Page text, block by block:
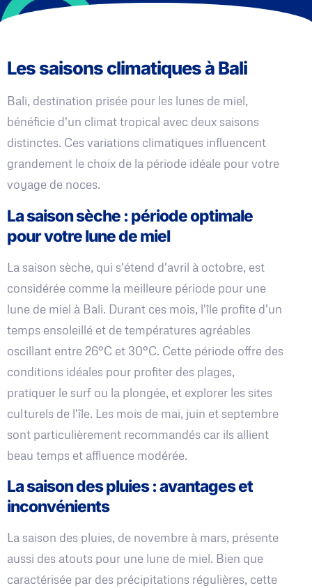
Les saisons climatiques à Bali
Bali, destination prisée pour les lunes de miel,
bénéficie d'un climat tropical avec deux saisons
distinctes. Ces variations climatiques influencent
grandement le choix de la période idéale pour votre
voyage de noces.
La saison sèche : période optimale
pour votre lune de miel
La saison sèche, qui s'étend d'avril à octobre, est
considérée comme la meilleure période pour une
lune de miel à Bali. Durant ces mois, l'île profite d'un
temps ensoleillé et de températures agréables
oscillant entre 26°C et 30°C. Cette période offre des
conditions idéales pour profiter des plages,
pratiquer le surf ou la plongée, et explorer les sites
culturels de l'île. Les mois de mai, juin et septembre
sont particulièrement recommandés car ils allient
beau temps et affluence modérée.
La saison des pluies : avantages et
inconvénients
La saison des pluies, de novembre à mars, présente
aussi des atouts pour une lune de miel. Bien que
caractérisée par des précipitations régulières, cette